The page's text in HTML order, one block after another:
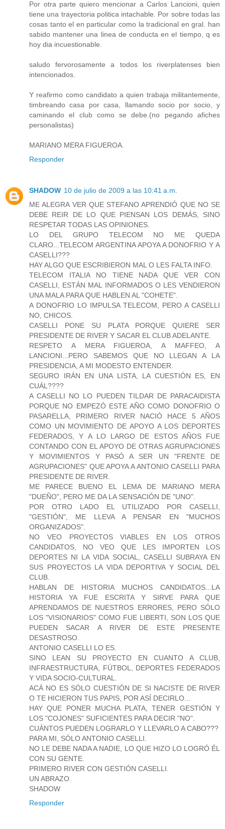
Por otra parte quiero mencionar a Carlos Lancioni, quien
tiene una trayectoria politica intachable. Por sobre todas las
cosas tanto el en particular como la tradicional en gral. han
sabido mantener una linea de conducta en el tiempo, q es
hoy dia incuestionable.
saludo fervorosamente a todos los riverplatenses bien
intencionados.
Y reafirmo como candidato a quien trabaja militantemente,
timbreando casa por casa, llamando socio por socio, y
caminando el club como se debe.(no pegando afiches
personalistas)
MARIANO MERA FIGUEROA.
Responder
SHADOW 10 de julio de 2009 a las 10:41 a.m.
ME ALEGRA VER QUE STEFANO APRENDIÓ QUE NO SE
DEBE REIR DE LO QUE PIENSAN LOS DEMÁS, SINO
RESPETAR TODAS LAS OPINIONES.
LO DEL GRUPO TELECOM NO ME QUEDA
CLARO...TELECOM ARGENTINA APOYA A DONOFRIO Y A
CASELLI???
HAY ALGO QUE ESCRIBIERON MAL O LES FALTA INFO.
TELECOM ITALIA NO TIENE NADA QUE VER CON
CASELLI, ESTÁN MAL INFORMADOS O LES VENDIERON
UNA MALA PARA QUE HABLEN AL "COHETE".
A DONOFRIO LO IMPULSA TELECOM, PERO A CASELLI
NO, CHICOS.
CASELLI PONE SU PLATA PORQUE QUIERE SER
PRESIDENTE DE RIVER Y SACAR EL CLUB ADELANTE.
RESPETO A MERA FIGUEROA, A MAFFEO, A
LANCIONI...PERO SABEMOS QUE NO LLEGAN A LA
PRESIDENCIA, A MI MODESTO ENTENDER.
SEGURO IRÁN EN UNA LISTA, LA CUESTIÓN ES, EN
CUÁL????
A CASELLI NO LO PUEDEN TILDAR DE PARACAIDISTA
PORQUE NO EMPEZÓ ESTE AÑO COMO DONOFRIO O
PASARELLA, PRIMERO RIVER NACIÓ HACE 5 AÑOS
COMO UN MOVIMIENTO DE APOYO A LOS DEPORTES
FEDERADOS, Y A LO LARGO DE ESTOS AÑOS FUE
CONTANDO CON EL APOYO DE OTRAS AGRUPACIONES
Y MOVIMIENTOS Y PASÓ A SER UN "FRENTE DE
AGRUPACIONES" QUE APOYA A ANTONIO CASELLI PARA
PRESIDENTE DE RIVER.
ME PARECE BUENO EL LEMA DE MARIANO MERA
"DUEÑO", PERO ME DA LA SENSACIÓN DE "UNO".
POR OTRO LADO EL UTILIZADO POR CASELLI,
"GESTIÓN", ME LLEVA A PENSAR EN "MUCHOS
ORGANIZADOS".
NO VEO PROYECTOS VIABLES EN LOS OTROS
CANDIDATOS, NO VEO QUE LES IMPORTEN LOS
DEPORTES NI LA VIDA SOCIAL, CASELLI SUBRAYA EN
SUS PROYECTOS LA VIDA DEPORTIVA Y SOCIAL DEL
CLUB.
HABLAN DE HISTORIA MUCHOS CANDIDATOS...LA
HISTORIA YA FUE ESCRITA Y SIRVE PARA QUE
APRENDAMOS DE NUESTROS ERRORES, PERO SÓLO
LOS "VISIONARIOS" COMO FUE LIBERTI, SON LOS QUE
PUEDEN SACAR A RIVER DE ESTE PRESENTE
DESASTROSO.
ANTONIO CASELLI LO ES.
SINO LEAN SU PROYECTO EN CUANTO A CLUB,
INFRAESTRUCTURA, FÚTBOL, DEPORTES FEDERADOS
Y VIDA SOCIO-CULTURAL.
ACÁ NO ES SÓLO CUESTIÓN DE SI NACISTE DE RIVER
O TE HICIERON TUS PAPIS, POR ASÍ DECIRLO...
HAY QUE PONER MUCHA PLATA, TENER GESTIÓN Y
LOS "COJONES" SUFICIENTES PARA DECIR "NO".
CUÁNTOS PUEDEN LOGRARLO Y LLEVARLO A CABO???
PARA MI, SÓLO ANTONIO CASELLI.
NO LE DEBE NADA A NADIE, LO QUE HIZO LO LOGRÓ ÉL
CON SU GENTE.
PRIMERO RIVER CON GESTIÓN CASELLI.
UN ABRAZO.
SHADOW
Responder